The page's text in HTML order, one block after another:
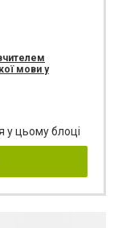
мови у
у цьому блоці